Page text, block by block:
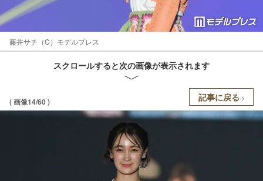
藤井サチ（C）モデルプレス
スクロールすると次の画像が表示されます
( 画像14/60 ) 記事に戻る